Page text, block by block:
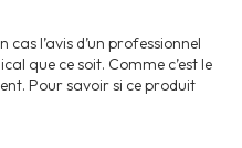
l’avis d’un professionnel
que ce soit. Comme c’est le
Pour savoir si ce produit